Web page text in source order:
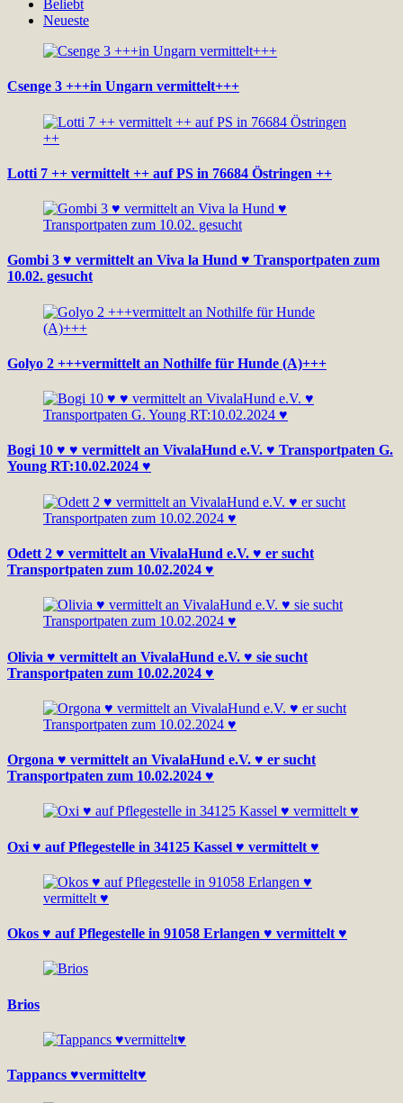
Beliebt
Neueste
Csenge 3 +++in Ungarn vermittelt+++
Lotti 7 ++ vermittelt ++ auf PS in 76684 Östringen ++
Gombi 3 ♥ vermittelt an Viva la Hund ♥ Transportpaten zum
10.02. gesucht
Golyo 2 +++vermittelt an Nothilfe für Hunde (A)+++
Bogi 10 ♥ ♥ vermittelt an VivalaHund e.V. ♥ Transportpaten G.
Young RT:10.02.2024 ♥
Odett 2 ♥ vermittelt an VivalaHund e.V. ♥ er sucht
Transportpaten zum 10.02.2024 ♥
Olivia ♥ vermittelt an VivalaHund e.V. ♥ sie sucht
Transportpaten zum 10.02.2024 ♥
Orgona ♥ vermittelt an VivalaHund e.V. ♥ er sucht
Transportpaten zum 10.02.2024 ♥
Oxi ♥ auf Pflegestelle in 34125 Kassel ♥ vermittelt ♥
Okos ♥ auf Pflegestelle in 91058 Erlangen ♥ vermittelt ♥
Brios
Tappancs ♥vermittelt♥